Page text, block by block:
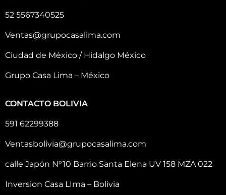
52 5567340525
Ventas@grupocasalima.com
Ciudad de México / Hidalgo México
Grupo Casa Lima – México
CONTACTO BOLIVIA
591 62299388
Ventasbolivia@grupocasalima.com
calle Japón N°10 Barrio Santa Elena UV 158 MZA 022
Inversion Casa LIma – Bolivia